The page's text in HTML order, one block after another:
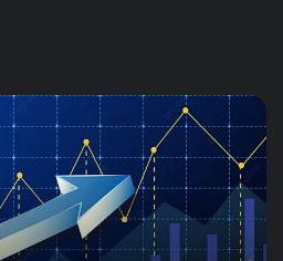
هو
Swing
دليلك
الشامل